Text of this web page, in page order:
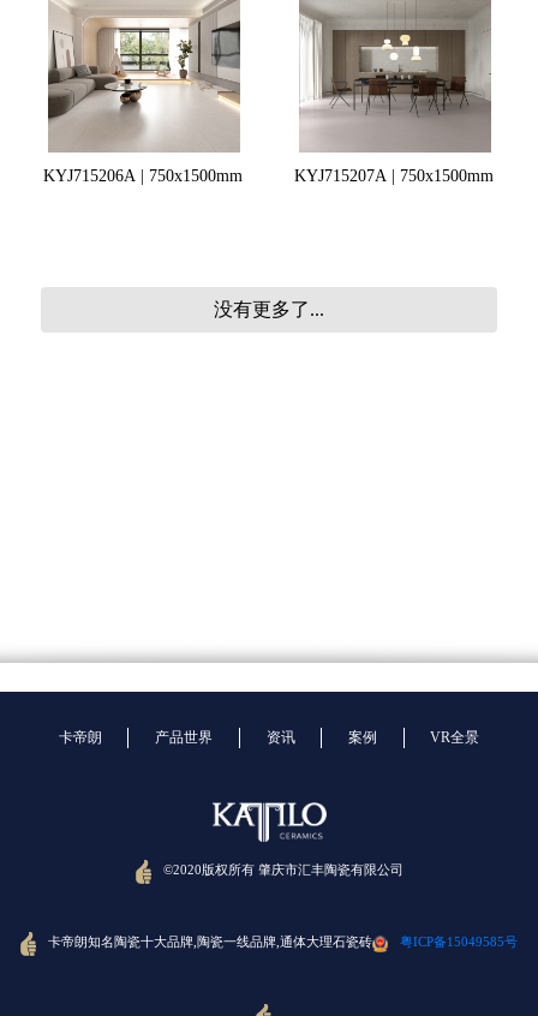
KYJ715206A | 750x1500mm KYJ715207A | 750x1500mm
没有更多了...
卡帝朗 产品世界 资讯 案例 VR全景
©2020版权所有 肇庆市汇丰陶瓷有限公司
卡帝朗知名陶瓷十大品牌,陶瓷一线品牌,通体大理石瓷砖 粤ICP备15049585号